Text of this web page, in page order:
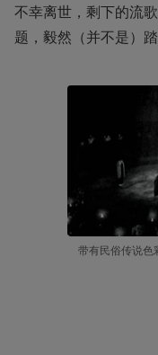
不幸离世，剩下的流
题，毅然（并不是）
带有民俗传说色